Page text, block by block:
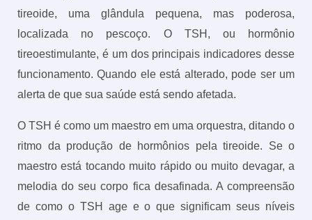
tireoide, uma glândula pequena, mas poderosa,
localizada no pescoço. O TSH, ou hormônio
tireoestimulante, é um dos principais indicadores desse
funcionamento. Quando ele está alterado, pode ser um
alerta de que sua saúde está sendo afetada.
O TSH é como um maestro em uma orquestra, ditando o
ritmo da produção de hormônios pela tireoide. Se o
maestro está tocando muito rápido ou muito devagar, a
melodia do seu corpo fica desafinada. A compreensão
de como o TSH age e o que significam seus níveis